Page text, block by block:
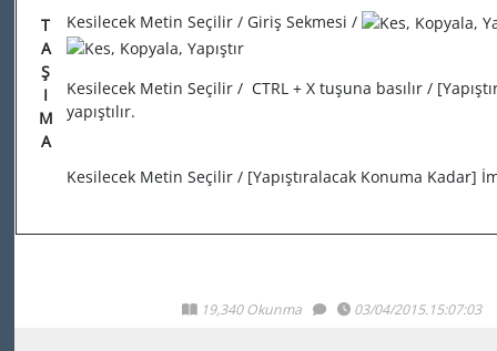
T
A
Ş
I
M
A
Kesilecek Metin Seçilir / Giriş Sekmesi /
Kesilecek Metin Seçilir / CTRL + X tuşuna basılır /
yapıştılır.
Kesilecek Metin Seçilir / [Yapıştıralacak Konuma Kadar]
19,340 Okunma 03/04/2015.15:07:03